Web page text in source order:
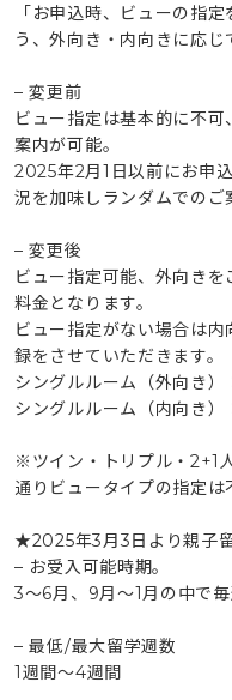
「お申込時、ビューの指
う、外向き・内向きに応じ
– 変更前
ビュー指定は基本的に不
案内が可能。
2025年2月1日以前にお申
況を加味しランダムでのご
– 変更後
ビュー指定可能、外向き
料金となります。
ビュー指定がない場合は
録をさせていただきます。
シングルルーム（外向き
シングルルーム（内向き
※ツイン・トリプル・2+1
通りビュータイプの指定は
★2025年3月3日より親子
– お受入可能時期。
3～6月、9月～1月の中で毎
– 最低/最大留学週数
1週間～4週間